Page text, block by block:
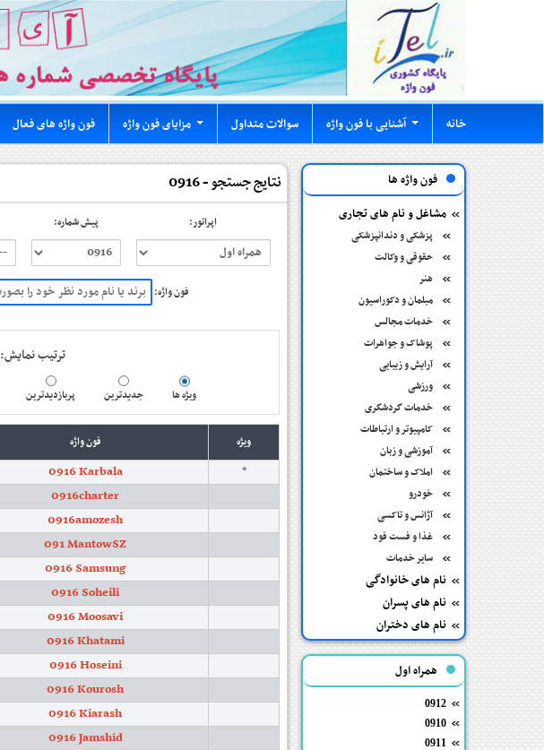
فون واژه های فعال مزایای فون واژه سوالات متداول آشنایی با فون واژه خانه
نتایج جستجو - 0916
اپراتور: پیش شماره:
فون واژه:
ترتیب نمایش:
ویژه ها جدیدترین پربازدیدترین
ویژه فون واژه
*
0916 Karbala
0916charter
0916amozesh
091 MantowSZ
0916 Samsung
0916 Soheili
0916 Moosavi
0916 Khatami
0916 Hoseini
0916 Kourosh
0916 Kiarash
0916 Jamshid
فون واژه ها
مشاغل و نام های تجاری
پزشکی و دندانپزشکی
حقوقی و وکالت
هنر
مبلمان و دکوراسیون
خدمات مجالس
پوشاک و جواهرات
آرایش و زیبایی
ورزشی
خدمات گردشگری
کامپیوتر و ارتباطات
آموزشی و زبان
املاک و ساختمان
خودرو
آژانس و تاکسی
غذا و فست فود
سایر خدمات
نام های خانوادگی
نام های پسران
نام های دختران
همراه اول
0912
0910
0911